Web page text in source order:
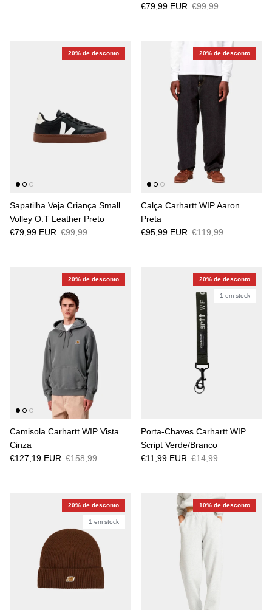
€79,99 EUR €99,99
20% de desconto
Sapatilha Veja Criança Small
Volley O.T Leather Preto
€79,99 EUR €99,99
20% de desconto
Calça Carhartt WIP Aaron
Preta
€95,99 EUR €119,99
20% de desconto
Camisola Carhartt WIP Vista
Cinza
€127,19 EUR €158,99
20% de desconto
1 em stock
Porta-Chaves Carhartt WIP
Script Verde/Branco
€11,99 EUR €14,99
20% de desconto
1 em stock
10% de desconto